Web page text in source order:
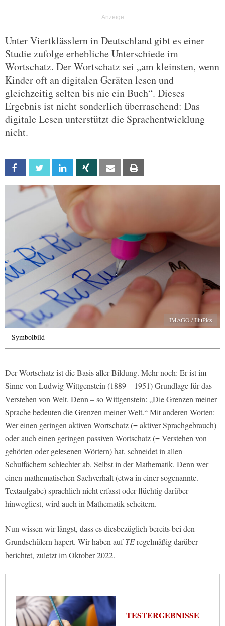
Unter Viertklässlern in Deutschland gibt es einer
Studie zufolge erhebliche Unterschiede im
Wortschatz. Der Wortschatz sei „am kleinsten, wenn
Kinder oft an digitalen Geräten lesen und
gleichzeitig selten bis nie ein Buch“. Dieses
Ergebnis ist nicht sonderlich überraschend: Das
digitale Lesen unterstützt die Sprachentwicklung
nicht.
Facebook Twitter Linkedin Xing Email
IMAGO / IlluPics
Symbolbild
Der Wortschatz ist die Basis aller Bildung. Mehr noch: Er ist im
Sinne von Ludwig Wittgenstein (1889 – 1951) Grundlage für das
Verstehen von Welt. Denn – so Wittgenstein: „Die Grenzen meiner
Sprache bedeuten die Grenzen meiner Welt.“ Mit anderen Worten:
Wer einen geringen aktiven Wortschatz (= aktiver Sprachgebrauch)
oder auch einen geringen passiven Wortschatz (= Verstehen von
gehörten oder gelesenen Wörtern) hat, schneidet in allen
Schulfächern schlechter ab. Selbst in der Mathematik. Denn wer
einen mathematischen Sachverhalt (etwa in einer sogenannte.
Textaufgabe) sprachlich nicht erfasst oder flüchtig darüber
hinwegliest, wird auch in Mathematik scheitern.
Nun wissen wir längst, dass es diesbezüglich bereits bei den
Grundschülern hapert. Wir haben aufTEregelmäßig darüber
berichtet, zuletzt im Oktober 2022.
TESTERGEBNISSE